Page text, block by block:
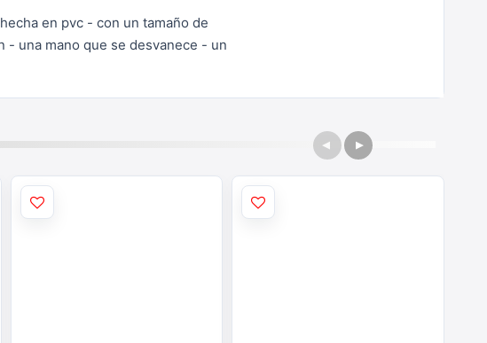
en pvc - con un tamaño de
- una mano que se desvanece - un